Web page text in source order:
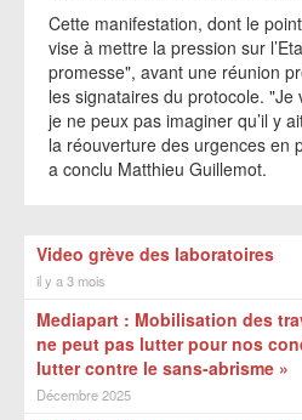
Cette manifestation, dont le
vise à mettre la pression sur
promesse", avant une réunion
les signataires du protocole. "Je
je ne peux pas imaginer qu’il y
la réouverture des urgences en
a conclu Matthieu Guillemot.
Video grève des laboratoires
il y a 3 mois
Mediapart : Mobilisation des
ne peut pas lutter pour nos
lutter contre le sans-abrisme »
Décembre 2025